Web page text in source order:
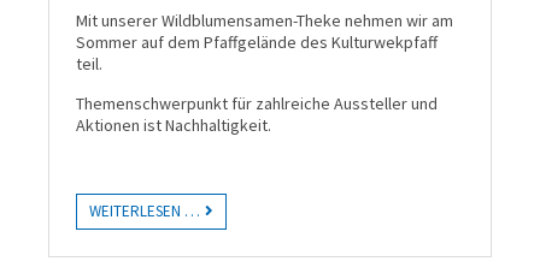
Mit unserer Wildblumensamen-Theke nehmen wir am
Sommer auf dem Pfaffgelände des Kulturwekpfaff
teil.
Themenschwerpunkt für zahlreiche Aussteller und
Aktionen ist Nachhaltigkeit.
WEITERLESEN …